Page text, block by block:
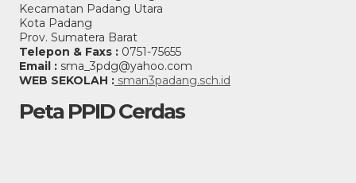
Kecamatan Padang Utara
Kota Padang
Prov. Sumatera Barat
Telepon & Faxs : 0751-75655
Email : sma_3pdg@yahoo.com
WEB SEKOLAH : sman3padang.sch.id
Peta PPID Cerdas